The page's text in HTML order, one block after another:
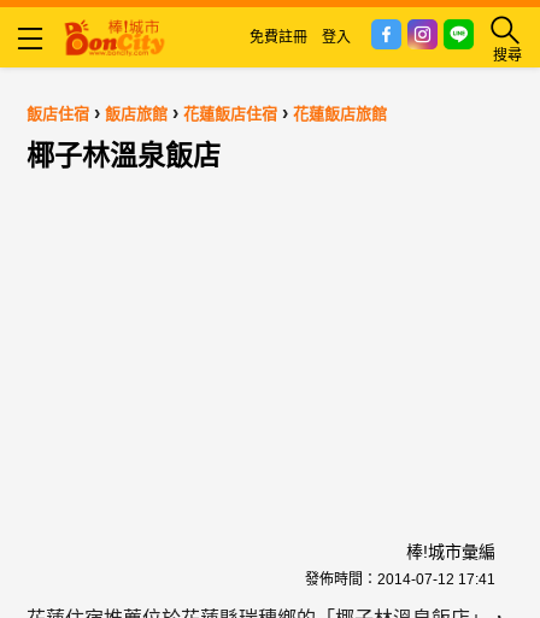
搜尋
免費註冊 登入
飯店住宿 ›飯店旅館 ›花蓮飯店住宿 ›花蓮飯店旅館
椰子林溫泉飯店
棒!城市彙編
發佈時間： 2014-07-12 17:41